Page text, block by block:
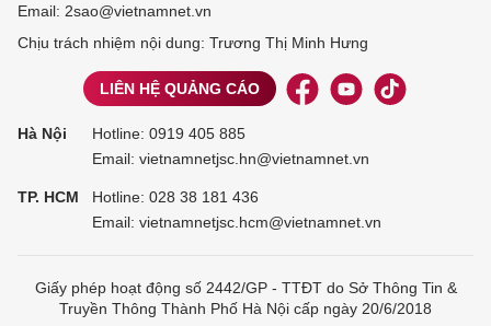
Email: 2sao@vietnamnet.vn
Chịu trách nhiệm nội dung: Trương Thị Minh Hưng
LIÊN HỆ QUẢNG CÁO
Hà Nội Hotline: 0919 405 885
Email: vietnamnetjsc.hn@vietnamnet.vn
TP. HCM Hotline: 028 38 181 436
Email: vietnamnetjsc.hcm@vietnamnet.vn
Giấy phép hoạt động số 2442/GP - TTĐT do Sở Thông Tin &
Truyền Thông Thành Phố Hà Nội cấp ngày 20/6/2018